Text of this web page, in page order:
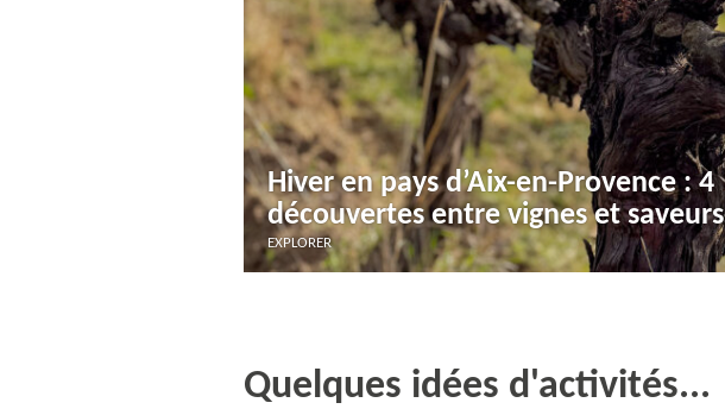
Hiver en pays d’Aix-en-Provence : 4
découvertes entre vignes et saveurs
EXPLORER
Quelques idées d'activités...